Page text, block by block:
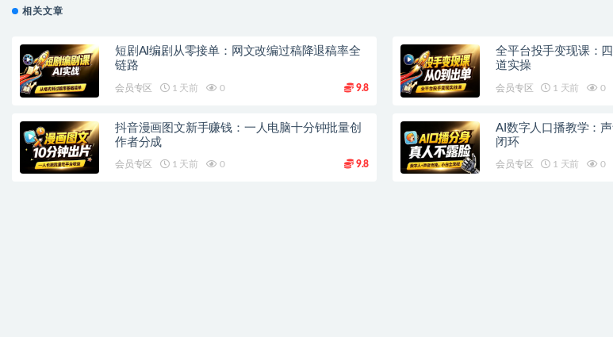
相关文章
短剧AI编剧从零接单：网文改编过稿降退稿率全
链路
会员专区 1 天前 0 9.8
全平台投手变现课：
道实操
会员专区 1 天前 0
抖音漫画图文新手赚钱：一人电脑十分钟批量创
作者分成
会员专区 1 天前 0 9.8
AI数字人口播教学：
闭环
会员专区 1 天前 0